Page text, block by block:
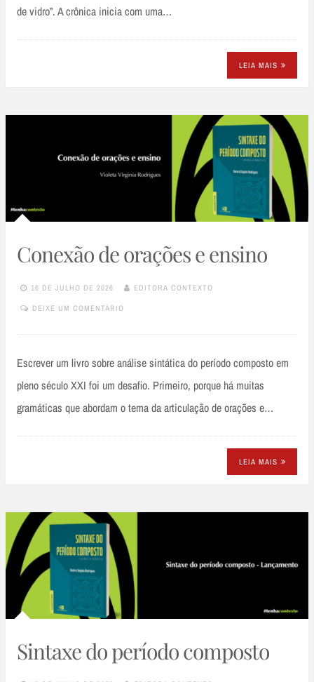
de vidro”. A crônica inicia com uma…
LEIA MAIS
Conexão de orações e ensino
16 DE JULHO DE 2026 EDITORA CONTEXTO
DEIXE UM COMENTÁRIO
Escrever um livro sobre análise sintática do período composto em
pleno século XXI foi um desafio. Primeiro, porque há muitas
gramáticas que abordam o tema da articulação de orações e…
LEIA MAIS
Sintaxe do período composto